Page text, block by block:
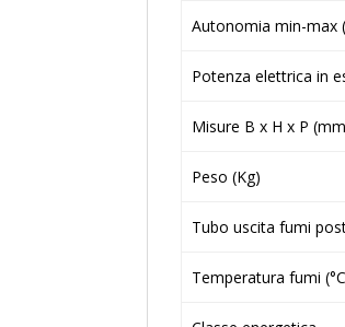
Autonomia min-max
Potenza elettrica in
Misure B x H x P
Peso (Kg)
Tubo uscita fumi
Temperatura fumi